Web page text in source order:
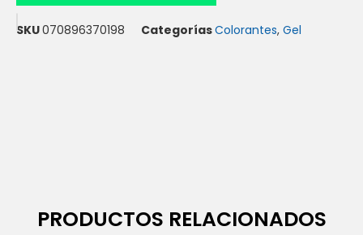
SKU070896370198 CategoríasColorantes, Gel
PRODUCTOS RELACIONADOS